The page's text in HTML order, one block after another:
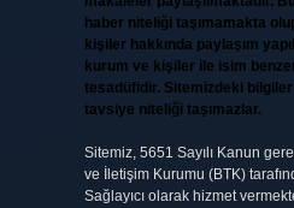
haber niteliği taşımamakta
kişiler hakkında paylaşım
kurum ve kişiler ile isim
tesadüfidir. Sitemizdeki
tavsiye niteliği taşımazlar.
Sitemiz, 5651 Sayılı Kanun
ve İletişim Kurumu (BTK)
Sağlayıcı olarak hizmet